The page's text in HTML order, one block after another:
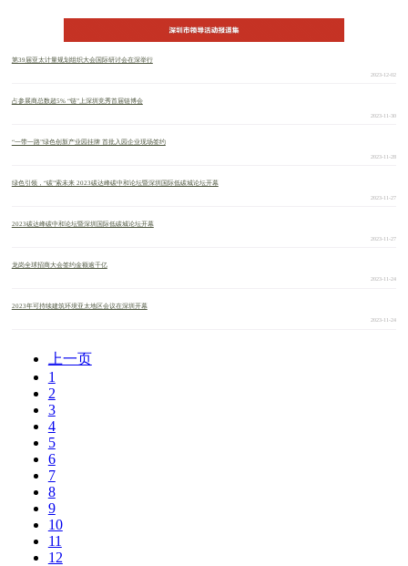
2023-12-02
第39届亚太计量规划组织大会国际研讨会在深举行
2023-11-30
占参展商总数超5% “链”上深圳竞秀首届链博会
2023-11-28
“一带一路”绿色创新产业园挂牌 首批入园企业现场签约
2023-11-27
绿色引领，“碳”索未来 2023碳达峰碳中和论坛暨深圳国际低碳城论坛开幕
2023-11-27
2023碳达峰碳中和论坛暨深圳国际低碳城论坛开幕
2023-11-24
龙岗全球招商大会签约金额逾千亿
2023-11-24
2023年可持续建筑环境亚太地区会议在深圳开幕
上一页
1
2
3
4
5
6
7
8
9
10
11
12